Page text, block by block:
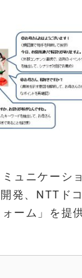
ュニケーシ
発、NTTド
ォーム」を提